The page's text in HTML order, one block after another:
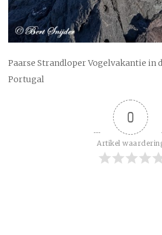
Paarse Strandloper Vogelvakantie in
Portugal
0
Artikel